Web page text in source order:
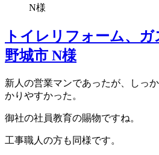
トイレリフォーム、
野城市 N様
新人の営業マンであったが、しっ
かりやすかった。
御社の社員教育の賜物ですね。
工事職人の方も同様です。